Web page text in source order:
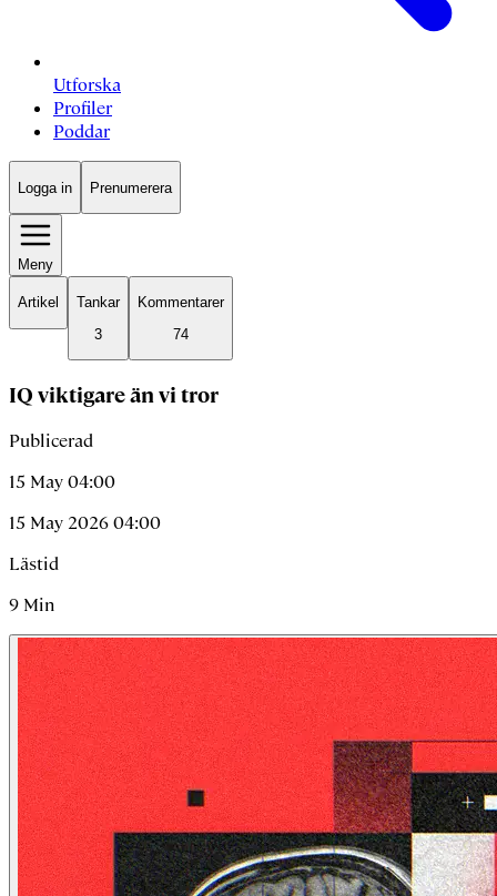
Utforska
Profiler
Poddar
Logga in Prenumerera
Meny
Artikel
Tankar
3
Kommentarer
74
IQ viktigare än vi tror
Publicerad
15 May 04:00
15 May 2026 04:00
Lästid
9 Min